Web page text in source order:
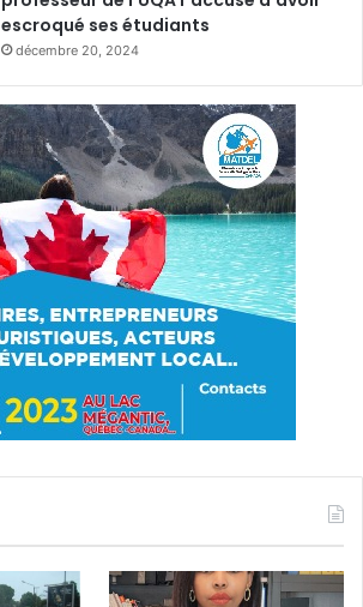
escroqué ses étudiants
décembre 20, 2024